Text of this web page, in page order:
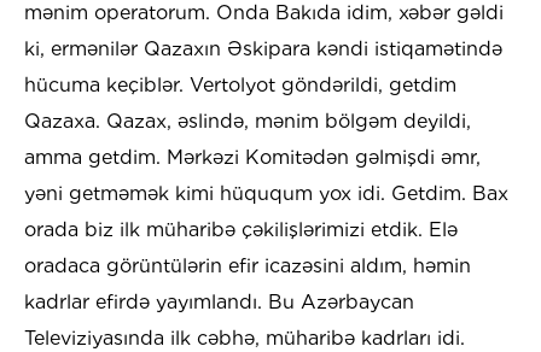
mənim operatorum. Onda Bakıda idim, xəbər gəldi
ki, ermənilər Qazaxın Əskipara kəndi istiqamətində
hücuma keçiblər. Vertolyot göndərildi, getdim
Qazaxa. Qazax, əslində, mənim bölgəm deyildi,
amma getdim. Mərkəzi Komitədən gəlmişdi əmr,
yəni getməmək kimi hüququm yox idi. Getdim. Bax
orada biz ilk müharibə çəkilişlərimizi etdik. Elə
oradaca görüntülərin efir icazəsini aldım, həmin
kadrlar efirdə yayımlandı. Bu Azərbaycan
Televiziyasında ilk cəbhə, müharibə kadrları idi.